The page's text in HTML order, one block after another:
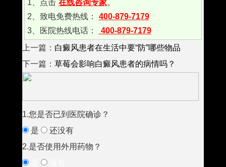
1、点击 在线咨询专家。
2、致电免费热线：
400-879-7179
3、医院热线电话：
400-879-7179
上一篇： 白癜风患者在生活中要“防”哪些物品
下一篇： 草莓会影响白癜风患者的病情吗？
1.您是否已到医院确诊？
是
还没有
2.是否使用外用药物？